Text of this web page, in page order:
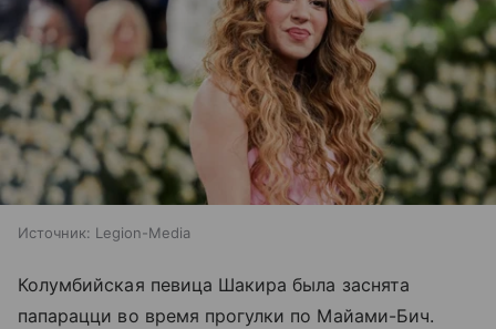
Источник: Legion-Media
Колумбийская певица Шакира была заснята
папарацци во время прогулки по Майами-Бич.